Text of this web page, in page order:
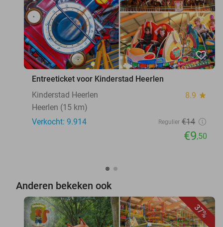
favorite_border
Entreeticket voor Kinderstad Heerlen
Kinderstad Heerlen
8.9 star
Heerlen (15 km)
Verkocht: 9.914
Regulier €14
€9,50
Anderen bekeken ook
37%